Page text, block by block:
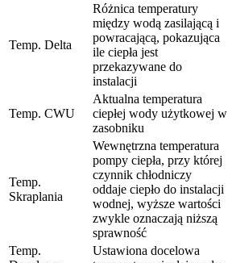
Temp. Delta
Różnica temperatury
między wodą zasilającą i
powracającą, pokazująca
ile ciepła jest
przekazywane do
instalacji
Temp. CWU
Aktualna temperatura
ciepłej wody użytkowej w
zasobniku
Temp.
Skraplania
Wewnętrzna temperatura
pompy ciepła, przy której
czynnik chłodniczy
oddaje ciepło do instalacji
wodnej, wyższe wartości
zwykle oznaczają niższą
sprawność
Temp.
Ustawiona docelowa